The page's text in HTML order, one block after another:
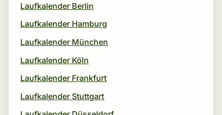
Laufkalender Berlin
Laufkalender Hamburg
Laufkalender München
Laufkalender Köln
Laufkalender Frankfurt
Laufkalender Stuttgart